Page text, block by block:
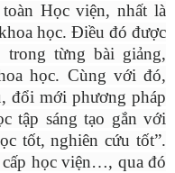
Học viện, nhất là
học. Điều đó được
trong từng bài giảng,
học. Cùng với đó,
đổi mới phương pháp
tập sáng tạo gắn với
tốt, nghiên cứu tốt”.
học viện…, qua đó